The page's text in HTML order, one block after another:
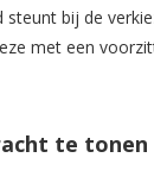
bij de
met een
te tonen